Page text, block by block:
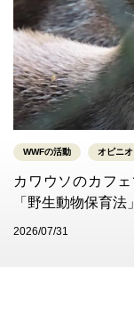
WWFの活動 オピニ
カワウソのカフ
「野生動物保育法」
2026/07/31